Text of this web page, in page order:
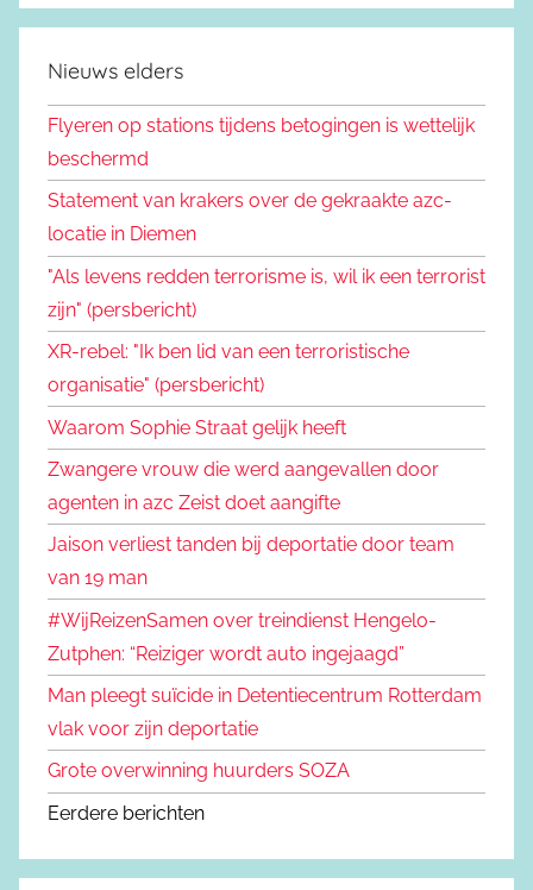
Nieuws elders
Flyeren op stations tijdens betogingen is wettelijk
beschermd
Statement van krakers over de gekraakte azc-
locatie in Diemen
"Als levens redden terrorisme is, wil ik een terrorist
zijn" (persbericht)
XR-rebel: "Ik ben lid van een terroristische
organisatie" (persbericht)
Waarom Sophie Straat gelijk heeft
Zwangere vrouw die werd aangevallen door
agenten in azc Zeist doet aangifte
Jaison verliest tanden bij deportatie door team
van 19 man
#WijReizenSamen over treindienst Hengelo-
Zutphen: “Reiziger wordt auto ingejaagd”
Man pleegt suïcide in Detentiecentrum Rotterdam
vlak voor zijn deportatie
Grote overwinning huurders SOZA
Eerdere berichten